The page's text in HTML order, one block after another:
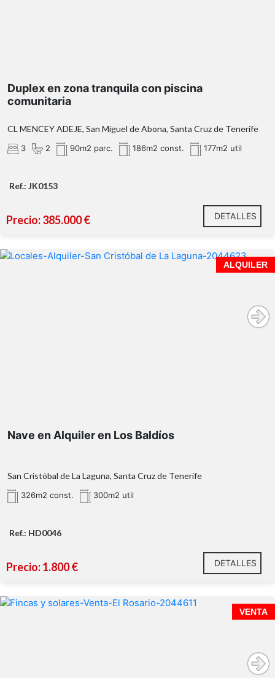
Duplex en zona tranquila con piscina
comunitaria
CL MENCEY ADEJE, San Miguel de Abona, Santa Cruz de Tenerife
3 2 90m2 parc. 186m2 const. 177m2 util
Ref.: JK0153
Precio: 385.000 € DETALLES
ALQUILER
Superficie total: 326m2 construidos
Buena altura interior y acceso para vehículos
Oficina y baño incorporados
Ideal para almacén, taller, distribución o comercio
accesibilidad y visibilidad.
Nave en Alquiler en Los Baldíos
San Cristóbal de La Laguna, Santa Cruz de Tenerife
326m2 const. 300m2 util
Ref.: HD0046
Precio: 1.800 € DETALLES
VENTA